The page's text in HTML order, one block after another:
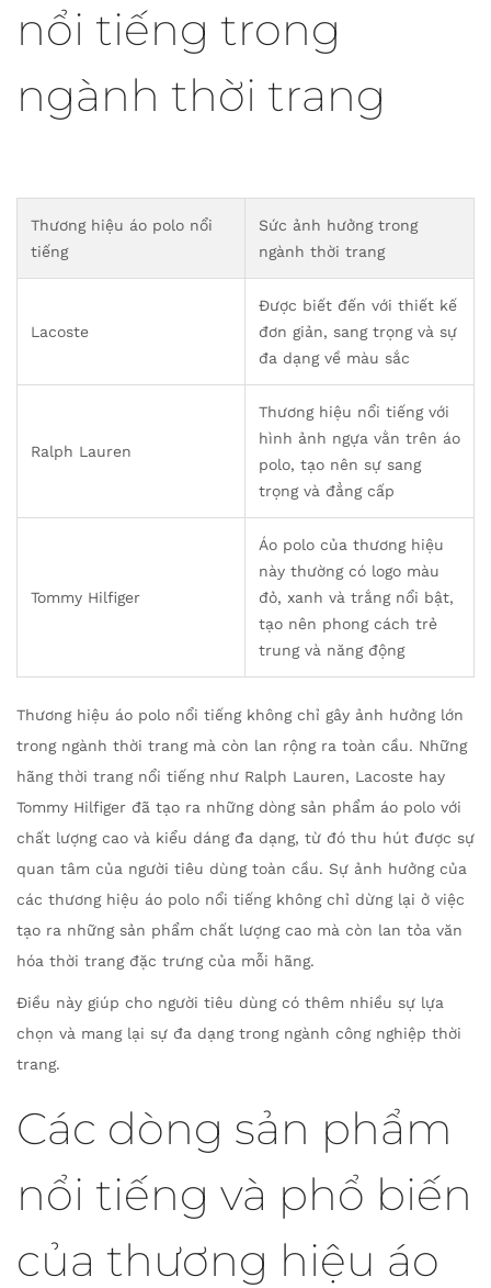
nổi tiếng trong
ngành thời trang
Thương hiệu áo polo nổi
tiếng
Sức ảnh hưởng trong
ngành thời trang
Lacoste
Được biết đến với thiết kế
đơn giản, sang trọng và sự
đa dạng về màu sắc
Ralph Lauren
Thương hiệu nổi tiếng với
hình ảnh ngựa vằn trên áo
polo, tạo nên sự sang
trọng và đẳng cấp
Tommy Hilfiger
Áo polo của thương hiệu
này thường có logo màu
đỏ, xanh và trắng nổi bật,
tạo nên phong cách trẻ
trung và năng động
Thương hiệu áo polo nổi tiếng không chỉ gây ảnh hưởng lớn
trong ngành thời trang mà còn lan rộng ra toàn cầu. Những
hãng thời trang nổi tiếng như Ralph Lauren, Lacoste hay
Tommy Hilfiger đã tạo ra những dòng sản phẩm áo polo với
chất lượng cao và kiểu dáng đa dạng, từ đó thu hút được sự
quan tâm của người tiêu dùng toàn cầu. Sự ảnh hưởng của
các thương hiệu áo polo nổi tiếng không chỉ dừng lại ở việc
tạo ra những sản phẩm chất lượng cao mà còn lan tỏa văn
hóa thời trang đặc trưng của mỗi hãng.
Điều này giúp cho người tiêu dùng có thêm nhiều sự lựa
chọn và mang lại sự đa dạng trong ngành công nghiệp thời
trang.
Các dòng sản phẩm
nổi tiếng và phổ biến
của thương hiệu áo